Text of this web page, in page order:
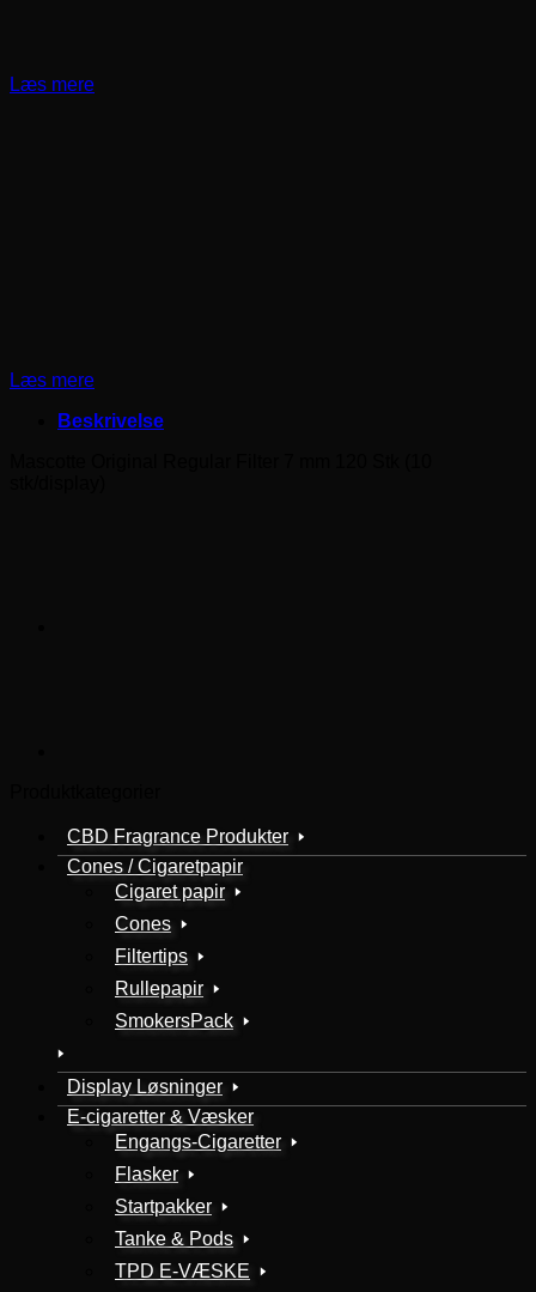
Læs mere
Læs mere
Beskrivelse
CBD Fragrance Produkter
Cones / Cigaretpapir
Cigaret papir
Cones
Filtertips
Rullepapir
SmokersPack
Display Løsninger
E-cigaretter & Væsker
Engangs-Cigaretter
Flasker
Startpakker
Tanke & Pods
TPD E-VÆSKE